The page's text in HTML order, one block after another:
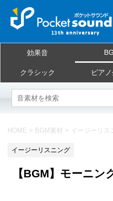
当サイ
ご利
お問
効果音
クラシック ピア
HOME > BGM素材 > イージーリス
イージーリスニング
【BGM】モーニン